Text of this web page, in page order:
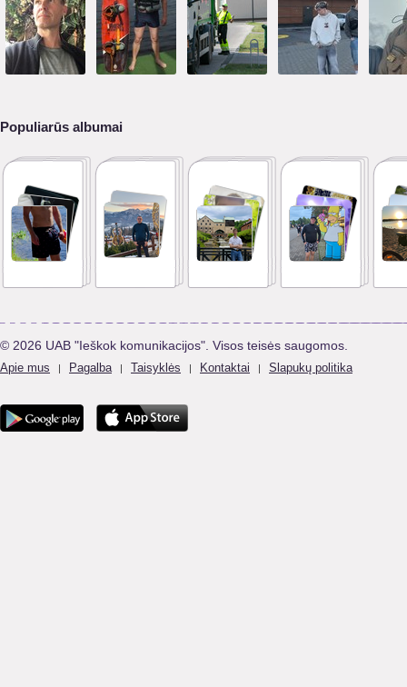
Populiarūs albumai
© 2026 UAB "Ieškok komunikacijos". Visos teisės saugomos.
Apie mus | Pagalba | Taisyklės | Kontaktai | Slapukų politika